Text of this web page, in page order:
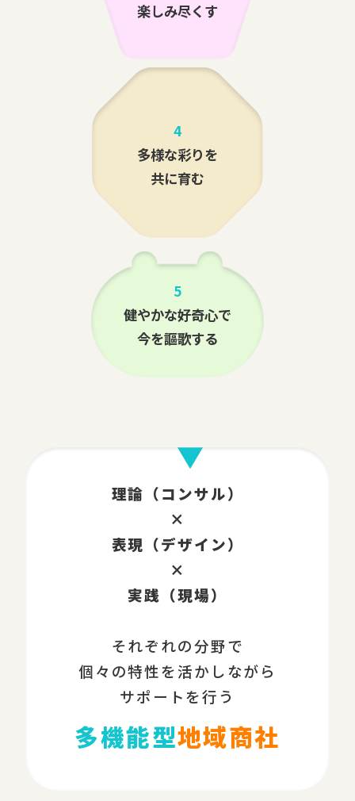
楽しみ尽くす
4
多様な彩りを
共に育む
5
健やかな好奇心で
今を謳歌する
理論（コンサル）
×
表現（デザイン）
×
実践（現場）
それぞれの分野で
個々の特性を活かしながら
サポートを行う
多機能型地域商社